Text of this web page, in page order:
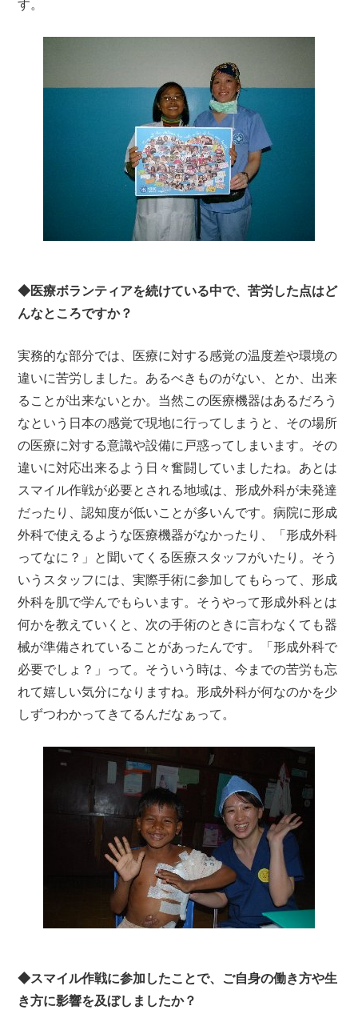
す。
◆医療ボランティアを続けている中で、苦労した点はど
んなところですか？
実務的な部分では、医療に対する感覚の温度差や環境の
違いに苦労しました。あるべきものがない、とか、出来
ることが出来ないとか。当然この医療機器はあるだろう
なという日本の感覚で現地に行ってしまうと、その場所
の医療に対する意識や設備に戸惑ってしまいます。その
違いに対応出来るよう日々奮闘していましたね。あとは
スマイル作戦が必要とされる地域は、形成外科が未発達
だったり、認知度が低いことが多いんです。病院に形成
外科で使えるような医療機器がなかったり、「形成外科
ってなに？」と聞いてくる医療スタッフがいたり。そう
いうスタッフには、実際手術に参加してもらって、形成
外科を肌で学んでもらいます。そうやって形成外科とは
何かを教えていくと、次の手術のときに言わなくても器
械が準備されていることがあったんです。「形成外科で
必要でしょ？」って。そういう時は、今までの苦労も忘
れて嬉しい気分になりますね。形成外科が何なのかを少
しずつわかってきてるんだなぁって。
◆スマイル作戦に参加したことで、ご自身の働き方や生
き方に影響を及ぼしましたか？